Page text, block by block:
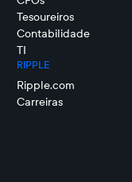
Tesoureiros
Contabilidade
TI
RIPPLE
Ripple.com
Carreiras